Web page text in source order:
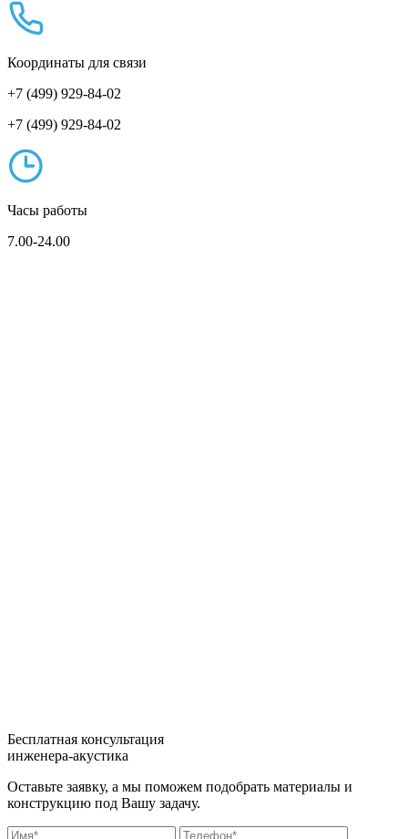
Координаты для связи
+7 (499) 929-84-02
+7 (499) 929-84-02
Часы работы
7.00-24.00
Бесплатная консультация
инженера-акустика
Оставьте заявку, а мы поможем подобрать материалы и
конструкцию под Вашу задачу.